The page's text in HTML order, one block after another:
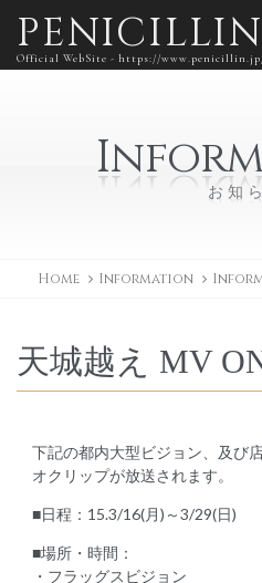
PENICILLIN
Official WebSite - https://
お知
Home Information
天城越え MV
下記の都内大型ビジョン、及び
オクリップが放送されます。
■日程：15.3/16(月)～3/29(日)
■場所・時間：
・フラッグスビジョン